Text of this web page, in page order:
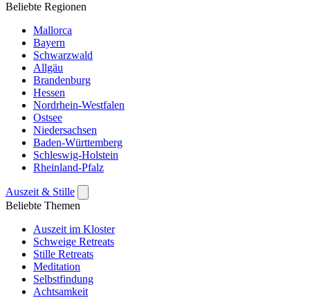
Beliebte Regionen
Mallorca
Bayern
Schwarzwald
Allgäu
Brandenburg
Hessen
Nordrhein-Westfalen
Ostsee
Niedersachsen
Baden-Württemberg
Schleswig-Holstein
Rheinland-Pfalz
Auszeit & Stille
Beliebte Themen
Auszeit im Kloster
Schweige Retreats
Stille Retreats
Meditation
Selbstfindung
Achtsamkeit